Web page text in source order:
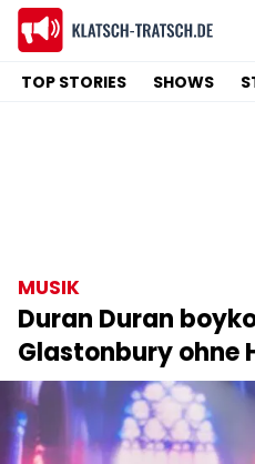
TOP STORIES SHOWS
MUSIK
Duran Duran
Glastonbury ohne